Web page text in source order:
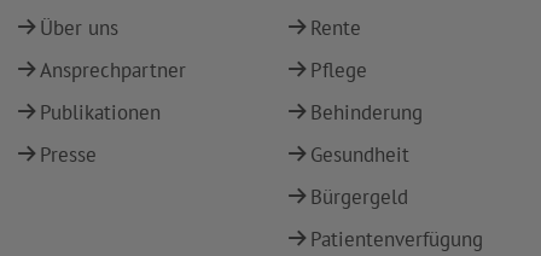
Über uns
Ansprechpartner
Publikationen
Presse
Rente
Pflege
Behinderung
Gesundheit
Bürgergeld
Patientenverfügung